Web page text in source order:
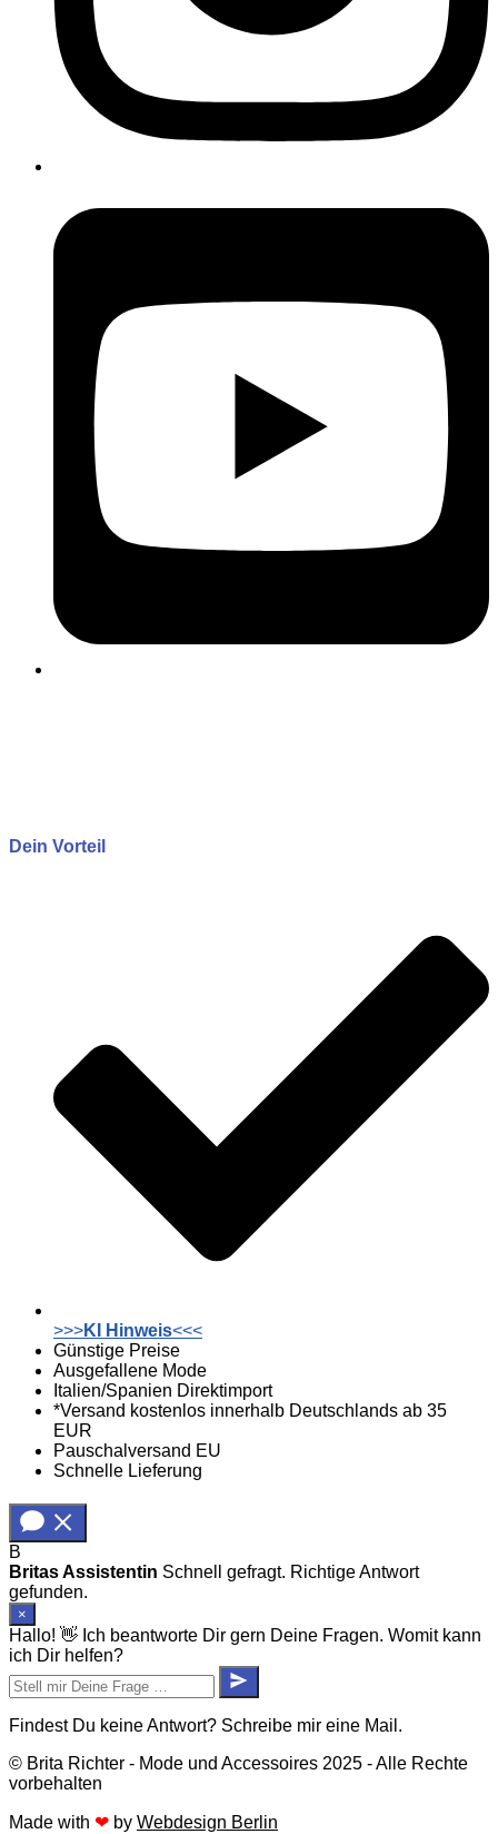
Dein Vorteil
>>>KI Hinweis<<<
Günstige Preise
Ausgefallene Mode
Italien/Spanien Direktimport
*Versand kostenlos innerhalb Deutschlands ab 35
EUR
Pauschalversand EU
Schnelle Lieferung
B
Britas Assistentin Schnell gefragt. Richtige Antwort
gefunden.
×
Hallo! 👋 Ich beantworte Dir gern Deine Fragen. Womit kann
ich Dir helfen?
Findest Du keine Antwort? Schreibe mir eine Mail.
© Brita Richter - Mode und Accessoires 2025 - Alle Rechte
vorbehalten
Made with ❤ by Webdesign Berlin